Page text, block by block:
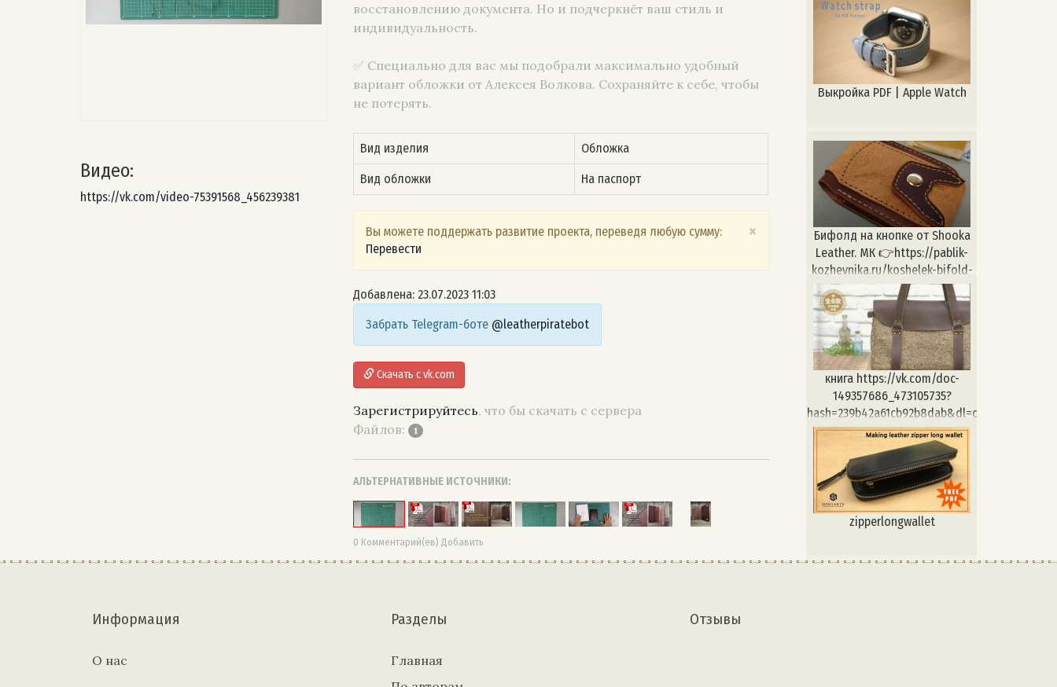
Видео:
https://vk.com/video-75391568_456239381
восстановлению документа. Но и подчеркнёт ваш стиль и
индивидуальность.
✅ Специально для вас мы подобрали максимально удобный
вариант обложки от Алексея Волкова. Сохраняйте к себе, чтобы
не потерять.
Вид изделия Обложка
Вид обложки На паспорт
×
Вы можете поддержать развитие проекта, переведя любую сумму:
Перевести
Добавлена: 23.07.2023 11:03
Забрать Telegram-боте @leatherpiratebot
Скачать с vk.com
Зарегистрируйтесь, что бы скачать с сервера
Файлов:
1
АЛЬТЕРНАТИВНЫЕ ИСТОЧНИКИ:
0 Комментарий(ев) Добавить
Выкройка PDF | Apple Watch
Бифолд на кнопке от Shooka
Leather. МК 👉https://pablik-
kozhevnika.ru/koshelek-bifold-
na-knopke-ot-shooka-leather/
#Выкройка
#выкройкикожевника
#выкройкаизкожи
#натуральнаякожа
#изделияизкожи #leathercraft
#leather #pablikkozhevnika
#выкройкиизкожи #выкройки
книга https://vk.com/doc-
149357686_473105735?
zipperlongwallet
Информация
О нас
Разделы
Главная
Отзывы